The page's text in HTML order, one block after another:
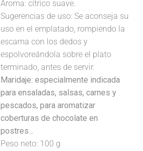
Aroma: cítrico suave.
Sugerencias de uso: Se aconseja su
uso en el emplatado, rompiendo la
escama con los dedos y
espolvoreándola sobre el plato
terminado, antes de servir.
Maridaje: especialmente indicada
para ensaladas, salsas, carnes y
pescados, para aromatizar
coberturas de chocolate en
postres...
Peso neto: 100 g